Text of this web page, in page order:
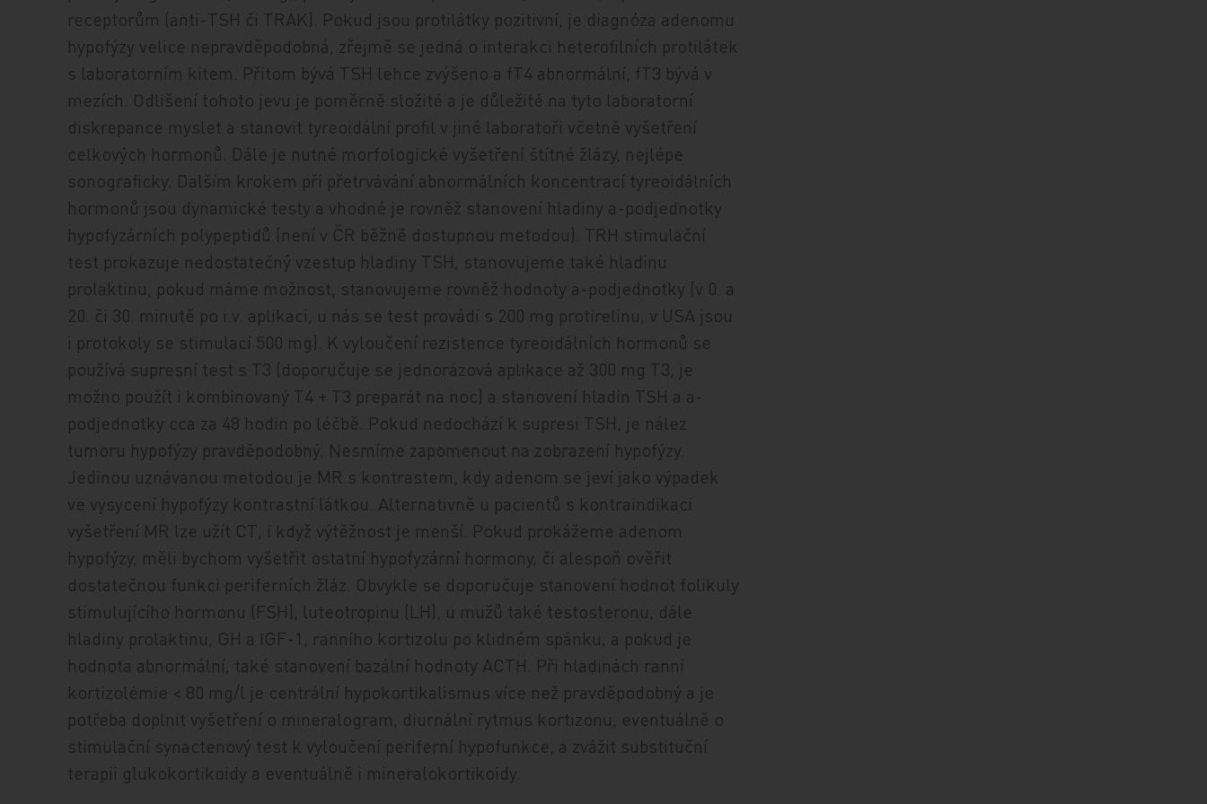
receptorům (anti-TSH či TRAK). Pokud jsou protilátky pozitivní, je diagnóza adenomu
hypofýzy velice nepravděpodobná, zřejmě se jedná o interakci heterofilních protilátek
s laboratorním kitem. Přitom bývá TSH lehce zvýšeno a fT4 abnormální, fT3 bývá v
mezích. Odlišení tohoto jevu je poměrně složité a je důležité na tyto laboratorní
diskrepance myslet a stanovit tyreoidální profil v jiné laboratoři včetně vyšetření
celkových hormonů. Dále je nutné morfologické vyšetření štítné žlázy, nejlépe
sonograficky. Dalším krokem při přetrvávání abnormálních koncentrací tyreoidálních
hormonů jsou dynamické testy a vhodné je rovněž stanovení hladiny a-podjednotky
hypofyzárních polypeptidů (není v ČR běžně dostupnou metodou). TRH stimulační
test prokazuje nedostatečný vzestup hladiny TSH, stanovujeme také hladinu
prolaktinu, pokud máme možnost, stanovujeme rovněž hodnoty a-podjednotky (v 0. a
20. či 30. minutě po i.v. aplikaci, u nás se test provádí s 200 mg protirelinu, v USA jsou
i protokoly se stimulací 500 mg). K vyloučení rezistence tyreoidálních hormonů se
používá supresní test s T3 (doporučuje se jednorázová aplikace až 300 mg T3, je
možno použít i kombinovaný T4 + T3 preparát na noc) a stanovení hladin TSH a a-
podjednotky cca za 48 hodin po léčbě. Pokud nedochází k supresi TSH, je nález
tumoru hypofýzy pravděpodobný. Nesmíme zapomenout na zobrazení hypofýzy.
Jedinou uznávanou metodou je MR s kontrastem, kdy adenom se jeví jako výpadek
ve vysycení hypofýzy kontrastní látkou. Alternativně u pacientů s kontraindikací
vyšetření MR lze užít CT, i když výtěžnost je menší. Pokud prokážeme adenom
hypofýzy, měli bychom vyšetřit ostatní hypofyzární hormony, či alespoň ověřit
dostatečnou funkci periferních žláz. Obvykle se doporučuje stanovení hodnot folikuly
stimulujícího hormonu (FSH), luteotropinu (LH), u mužů také testosteronu, dále
hladiny prolaktinu, GH a IGF-1, ranního kortizolu po klidném spánku, a pokud je
hodnota abnormální, také stanovení bazální hodnoty ACTH. Při hladinách ranní
kortizolémie < 80 mg/l je centrální hypokortikalismus více než pravděpodobný a je
potřeba doplnit vyšetření o mineralogram, diurnální rytmus kortizonu, eventuálně o
stimulační synactenový test k vyloučení periferní hypofunkce, a zvážit substituční
terapii glukokortikoidy a eventuálně i mineralokortikoidy.